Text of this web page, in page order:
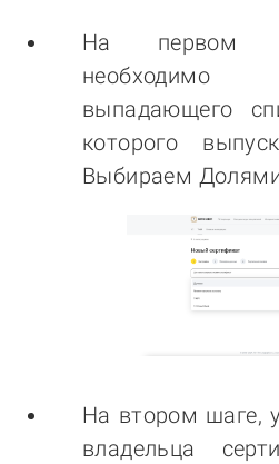
На первом
выпадающего
которого
Выбираем
На втором шаге,
владельца